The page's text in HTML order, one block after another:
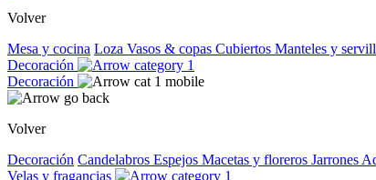
Volver
Mesa y cocina Loza Vasos & copas Cubiertos Manteles y
Decoración
Decoración
Volver
Decoración Candelabros Espejos Macetas y floreros Jarrones
Velas y fragancias